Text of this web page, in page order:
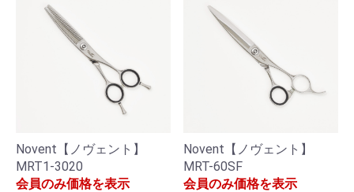
Novent【ノヴェント】
MRT1-3020
会員のみ価格を表示
Novent【ノヴェント】
MRT-60SF
会員のみ価格を表示